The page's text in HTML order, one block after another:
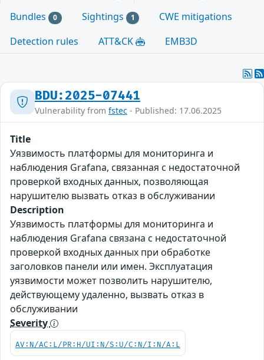
Bundles 0 Sightings 1
CWE mitigations
Detection rules
ATT&CK EMB3D
BDU:2025-07441
Vulnerability from fstec - Published: 17.06.2025
Title
Уязвимость платформы для мониторинга и
наблюдения Grafana, связанная с недостаточной
проверкой входных данных, позволяющая
нарушителю вызвать отказ в обслуживании
Description
Уязвимость платформы для мониторинга и
наблюдения Grafana связана с недостаточной
проверкой входных данных при обработке
заголовков панели или имен. Эксплуатация
уязвимости может позволить нарушителю,
действующему удаленно, вызвать отказ в
обслуживании
Severity
AV:N/AC:L/PR:H/UI:N/S:U/C:N/I:N/A:L